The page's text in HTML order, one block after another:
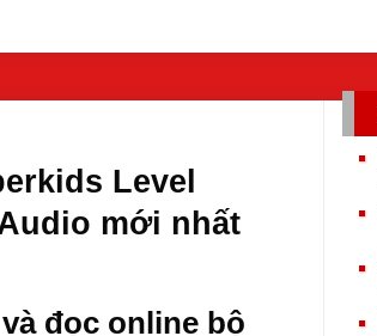
Level
mới nhất
đọc online bộ